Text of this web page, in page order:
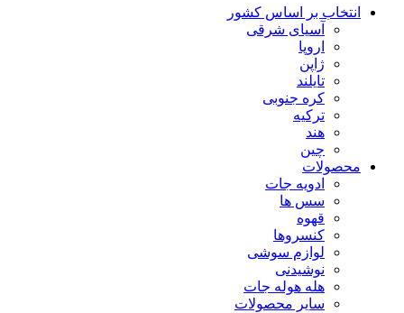
انتخاب بر اساس کشور
آسیای شرقی
اروپا
ژاپن
تایلند
کره جنوبی
ترکیه
هند
چین
محصولات
ادویه جات
سس ها
قهوه
کنسروها
لوازم سوشی
نوشیدنی
هله هوله جات
سایر محصولات